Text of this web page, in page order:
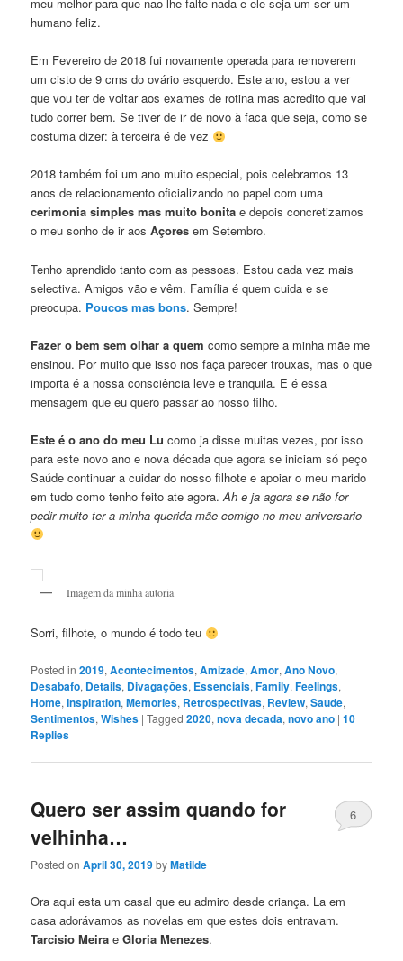
humano feliz.
Em Fevereiro de 2018 fui novamente operada para removerem
um cisto de 9 cms do ovário esquerdo. Este ano, estou a ver
que vou ter de voltar aos exames de rotina mas acredito que vai
tudo correr bem. Se tiver de ir de novo à faca que seja, como se
costuma dizer: à terceira é de vez
2018 também foi um ano muito especial, pois celebramos 13
anos de relacionamento oficializando no papel com uma
cerimonia simples mas muito bonita e depois concretizamos
o meu sonho de ir aosAçores em Setembro.
Tenho aprendido tanto com as pessoas. Estou cada vez mais
selectiva. Amigos vão e vêm. Família é quem cuida e se
preocupa. Poucos mas bons. Sempre!
Fazer o bem sem olhar a quem como sempre a minha mãe me
ensinou. Por muito que isso nos faça parecer trouxas, mas o que
importa é a nossa consciência leve e tranquila. E é essa
mensagem que eu quero passar ao nosso filho.
Este é o ano do meu Lu como ja disse muitas vezes, por isso
para este novo ano e nova década que agora se iniciam só peço
Saúde continuar a cuidar do nosso filhote e apoiar o meu marido
em tudo como tenho feito ate agora. Ah e ja agora se não for
pedir muito ter a minha querida mãe comigo no meu aniversario
Imagem da minha autoria
Sorri, filhote, o mundo é todo teu
Posted in 2019,Acontecimentos,Amizade,Amor,Ano Novo,
Desabafo, Details, Divagaçōes, Essenciais,Family,Feelings,
Home,Inspiration,Memories, Retrospectivas, Review,Saude,
Sentimentos,Wishes |Tagged 2020,nova decada,novo ano |10
Replies
Quero ser assim quando for
velhinha…
Posted onApril 30, 2019byMatilde
6
Ora aqui esta um casal que eu admiro desde criança. La em
casa adorávamos as novelas em que estes dois entravam.
Tarcisio Meira eGloria Menezes.